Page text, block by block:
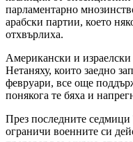
парламентарно
арабски партии, което
отхвърлиха.
Американски и
Нетаняху, които заедно
февруари, все още
понякога те бяха и
През последните
ограничи военните си